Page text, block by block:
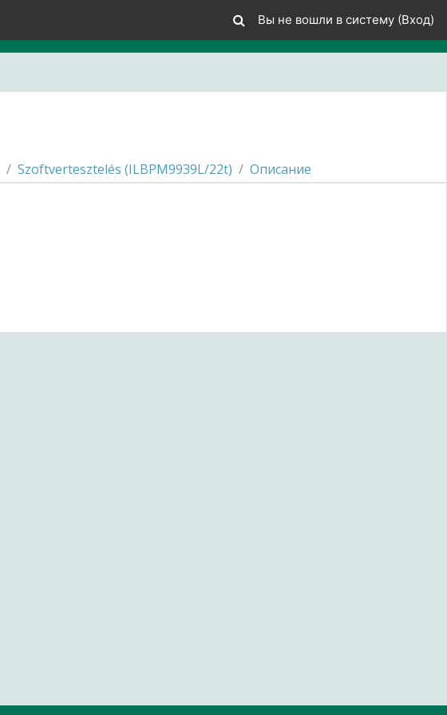
Вы не вошли в систему (Вход)
Szoftvertesztelés (ILBPM9939L/22t) Описание